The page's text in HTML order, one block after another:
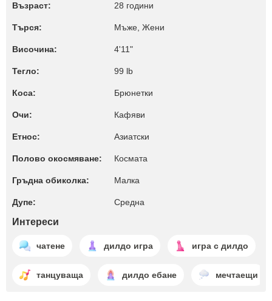
Възраст: 28 години
Търся: Мъже, Жени
Височина: 4'11"
Тегло: 99 lb
Коса: Брюнетки
Очи: Кафяви
Етнос: Азиатски
Полово окосмяване: Космата
Гръдна обиколка: Малкa
Дупе: Среднa
Интереси
чатене дилдо игра игра с дилдо
танцуваща дилдо ебане мечтаещи